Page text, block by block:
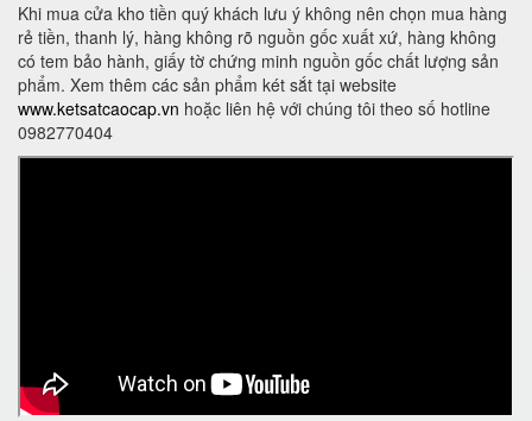
Khi mua cửa kho tiền quý khách lưu ý không nên chọn mua hàng
rẻ tiền, thanh lý, hàng không rõ nguồn gốc xuất xứ, hàng không
có tem bảo hành, giấy tờ chứng minh nguồn gốc chất lượng sản
phẩm. Xem thêm các sản phẩm két sắt tại website
www.ketsatcaocap.vn hoặc liên hệ với chúng tôi theo số hotline
0982770404